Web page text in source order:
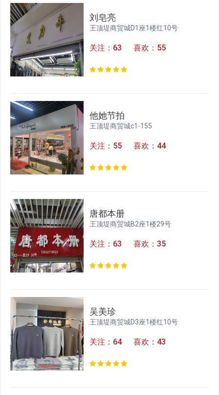
刘皂亮
王顶堤商贸城D1座1楼红10号
关注：63 喜欢：55
他她节拍
王顶堤商贸城c1-155
关注：55 喜欢：44
唐都本册
王顶堤商贸城B2座1楼29号
关注：63 喜欢：35
吴美珍
王顶堤商贸城D3座1楼红10号
关注：64 喜欢：43